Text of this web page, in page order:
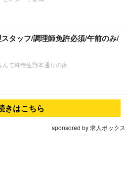
スタッフ/調理師免許必須/午前のみ/
て林寺生野本通りの家
きはこちら
sponsored by 求人ボックス